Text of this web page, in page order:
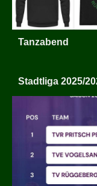
Tanzabend
Stadtliga 2025/